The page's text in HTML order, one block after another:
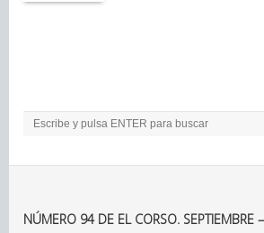
NÚMERO 94 DE EL CORSO. SEPTIEMBRE